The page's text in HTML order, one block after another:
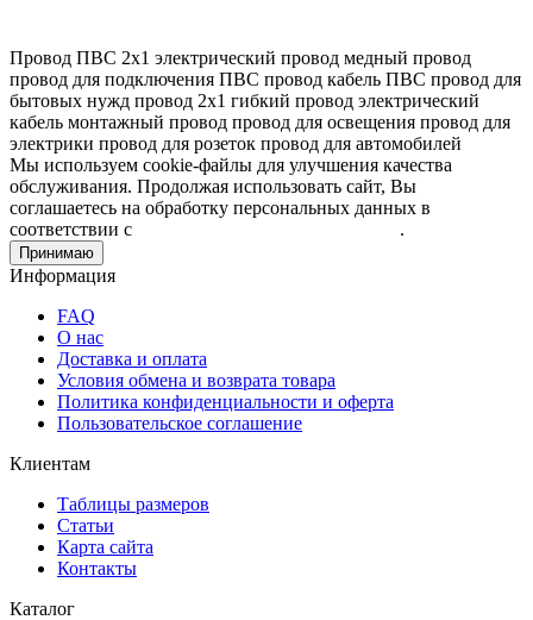
Провод ПВС 2х1 электрический провод медный провод
провод для подключения ПВС провод кабель ПВС провод для
бытовых нужд провод 2х1 гибкий провод электрический
кабель монтажный провод провод для освещения провод для
электрики провод для розеток провод для автомобилей
Мы используем cookie-файлы для улучшения качества
обслуживания. Продолжая использовать сайт, Вы
соглашаетесь на обработку персональных данных в
соответствии с
.
Принимаю
Информация
FAQ
О нас
Доставка и оплата
Условия обмена и возврата товара
Политика конфиденциальности и оферта
Пользовательское соглашение
Клиентам
Таблицы размеров
Статьи
Карта сайта
Контакты
Каталог